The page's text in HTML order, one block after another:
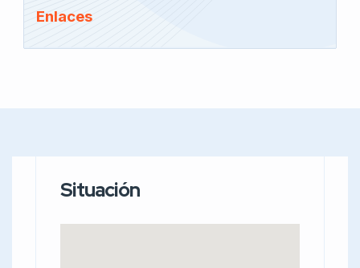
Enlaces
Situación